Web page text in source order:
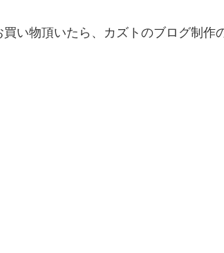
い物頂いたら、カズトのブログ制作